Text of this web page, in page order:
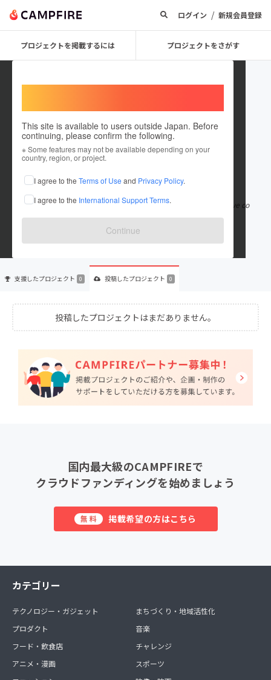
ログイン / 新規会員登録
プロジェクトを掲載するには プロジェクトをさがす
This site is available to users outside Japan. Before
continuing, please confirm the following.
※ Some features may not be available depending on your
country, region, or project.
I agree to the Terms of Use and Privacy Policy.
I agree to the International Support Terms.
Continue
newsforwhatyoudo
在住国：日本
出身国：日本
Keep up with the latest news and stay informed with informative co
ntent on money, shopping もっと見る
支援したプロジェクト 0 投稿したプロジェクト 0
投稿したプロジェクトはまだありません。
国内最大級のCAMPFIREで
クラウドファンディングを始めましょう
無料 掲載希望の方はこちら
カテゴリー
テクノロジー・ガジェット
プロダクト
フード・飲食店
アニメ・漫画
まちづくり・地域活性化
音楽
チャレンジ
スポーツ